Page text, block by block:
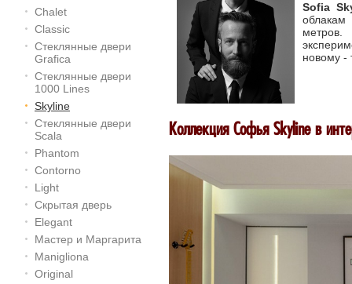
Chalet
Classic
Стеклянные двери
Grafica
Стеклянные двери
1000 Lines
Skyline
Стеклянные двери
Scala
Phantom
Contorno
Light
Скрытая дверь
Elegant
Мастер и Маргарита
Manigliona
Original
Sofia
новому -
Коллекция Софья Skyline в